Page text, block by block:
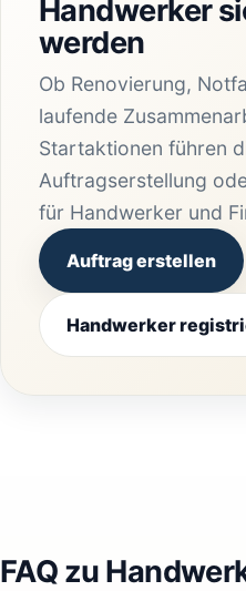
Handwerker
werden
Ob Renovierung,
laufende
Startaktionen führen
Auftragserstellung
für Handwerker und
Auftrag erstellen
Handwerker
FAQ zu